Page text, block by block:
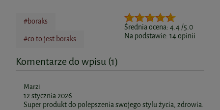
Średnia ocena: 4.4 /5.0
Na podstawie: 14 opinii
#boraks
#co to jest boraks
Komentarze do wpisu (1)
Marzi
12 stycznia 2026
Super produkt do polepszenia swojego stylu życia, zdrowia.